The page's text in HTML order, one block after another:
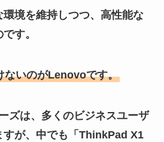
環境を維持しつつ、高性能な
す。
ないのがLenovoです。
ズは、多くのビジネスユーザ
すが、中でも「ThinkPad X1